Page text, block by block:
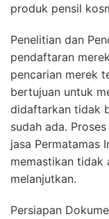
produk pensil
Penelitian dan
pendaftaran
pencarian merek
bertujuan untuk
didaftarkan tidak
sudah ada.
jasa Permatamas
memastikan tidak
melanjutkan.
Persiapan